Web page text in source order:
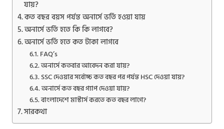
যায়?
কত বছর বয়স পর্যন্ত অনার্সে ভর্তি হওয়া যায়
অনার্সে ভর্তি হতে কি কি লাগবে?
অনার্সে ভর্তি হতে কত টাকা লাগবে
FAQ’s
অনার্সে কতবার আবেদন করা যায়?
SSC দেওয়ার সর্বোচ্চ কত বছর পর পর্যন্ত HSC দেওয়া যায়?
অনার্সে কত বছর গ্যাপ দেওয়া যায়?
বাংলাদেশে মাস্টার্স করতে কত বছর লাগে?
সারকথা